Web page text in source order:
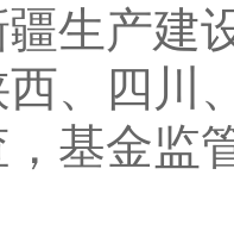
生产建
、四川
基金监